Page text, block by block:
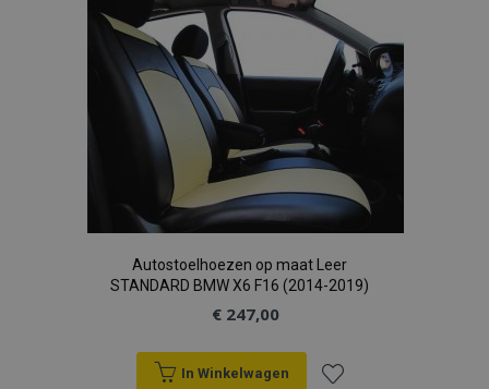
aan
verlanglijst
Autostoelhoezen op maat Leer
STANDARD BMW X6 F16 (2014-2019)
€ 247,00
In Winkelwagen